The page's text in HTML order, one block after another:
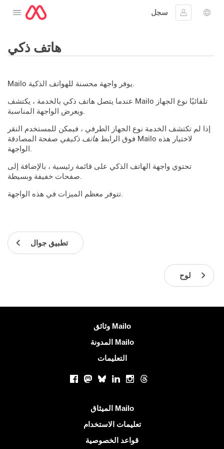
افتح القائمة
سجل
الدخولاللغة
هاتف ذكي
Mailo يوفر واجهة محسنة للهواتف الذكية.
عندما يتصل هاتف ذكي بالخدمة ، يكتشف Mailo تلقائيًا نوع الجهاز
ويعرض الواجهة المناسبة.
إذا لم تكتشف الخدمة نوع الجهاز الطرفي ، فيمكن للمستخدم النقر
فوق الرابط هاتف ذكيفي صفحة المصادقة Mailo لاختيار هذه
الواجهة.
تحتوي واجهة الهاتف الذكي على قائمة رئيسية ، بالإضافة إلى
صفحات خفيفة وبسيطة.
تتوفر معظم الميزات في هذه الواجهة.
تطبيق جوال
لوح
وثائق Mailo
المدونة Mailo
التعليمات
Facebook
Mastodon
BlueskyLinkedInInstagram
Threads
الميثاق Mailo
تعليمات الاستخدام
قواعد الخصوصية